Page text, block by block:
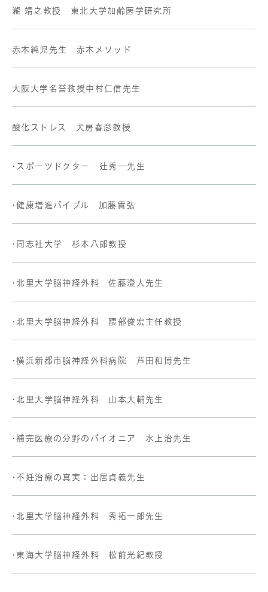
瀧 靖之教授 東北大学加齢医学研究所
赤木純児先生 赤木メソッド
大阪大学名誉教授中村仁信先生
酸化ストレス 犬房春彦教授
•スポーツドクター 辻秀一先生
•健康増進バイブル 加藤貴弘
•同志社大学 杉本八郎教授
•北里大学脳神経外科 佐藤澄人先生
•北里大学脳神経外科 隈部俊宏主任教授
•横浜新都市脳神経外科病院 芦田和博先生
•北里大学脳神経外科 山本大輔先生
•補完医療の分野のパイオニア 水上治先生
•不妊治療の真実：出居貞義先生
•北里大学脳神経外科 秀拓一郎先生
•東海大学脳神経外科 松前光紀教授